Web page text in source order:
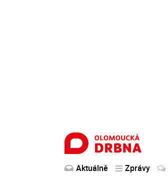
Aktuálně Zprávy